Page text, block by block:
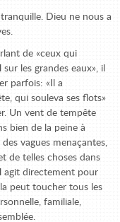
Dieu ne nous a
de «ceux qui
les grandes eaux», il
parfois: «Il a
qui souleva ses flots»
Un vent de tempête
bien de la peine à
vagues menaçantes,
de telles choses dans
agit directement pour
peut toucher tous les
familiale,